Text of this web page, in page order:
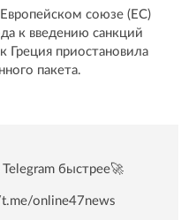
Европейском союзе (ЕС)
к введению санкций
Греция приостановила
пакета.
быстрее🚀
online47news